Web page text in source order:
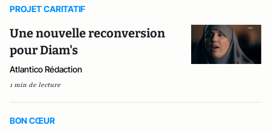
PROJET CARITATIF
Une nouvelle reconversion
pour Diam's
Atlantico Rédaction
1 min de lecture
BON CŒUR